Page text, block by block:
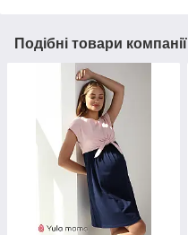
Подібні товари компанії